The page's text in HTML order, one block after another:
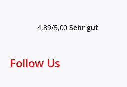
4,89/5,00 Sehr gut
Follow Us